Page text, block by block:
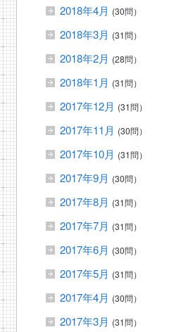
2018年4月 (30問）
2018年3月 (31問）
2018年2月 (28問）
2018年1月 (31問）
2017年12月 (31問）
2017年11月 (30問）
2017年10月 (31問）
2017年9月 (30問）
2017年8月 (31問）
2017年7月 (31問）
2017年6月 (30問）
2017年5月 (31問）
2017年4月 (30問）
2017年3月 (31問）